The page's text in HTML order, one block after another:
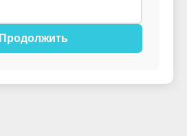
Продолжить